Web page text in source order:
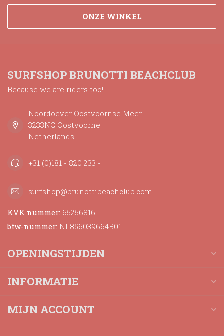
ONZE WINKEL
SURFSHOP BRUNOTTI BEACHCLUB
Because we are riders too!
Noordoever Oostvoornse Meer
3233NC Oostvoorne
Netherlands
+31 (0)181 - 820 233 -
surfshop@brunottibeachclub.com
KVK nummer: 65256816
btw-nummer: NL856039664B01
OPENINGSTIJDEN
INFORMATIE
MIJN ACCOUNT